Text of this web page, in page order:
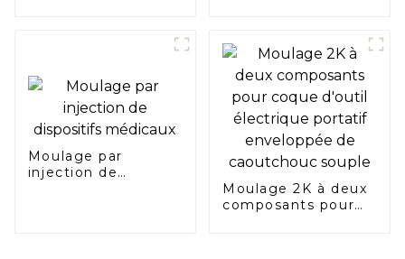
étoile, roue en
étoile PA66, roue en
plastique PA66
Moulage par
injection de
Moulage 2K à deux
composants pour